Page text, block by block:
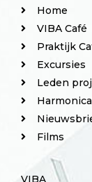
Home
VIBA Café
Praktijk
Excursies
Leden
Films
VIBA